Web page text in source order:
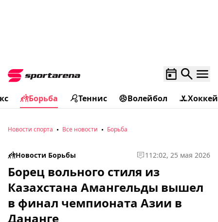
Борьба Теннис Волейбол Хоккей
Новости спорта Все новости Борьба
Новости Борьбы 1 12:02, 25 мая 2026
Борец вольного стиля из
Казахстана Амангельды вышел
в финал чемпионата Азии в
Дананге